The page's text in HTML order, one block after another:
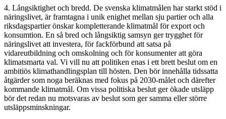
4. Långsiktighet och bredd. De svenska klimatmålen har starkt stöd i
näringslivet, är framtagna i unik enighet mellan sju partier och alla
riksdagspartier önskar kompletterande klimatmål för export och
konsumtion. En så bred och långsiktig samsyn ger trygghet för
näringslivet att investera, för fackförbund att satsa på
vidareutbildning och omskolning och för konsumenter att göra
klimatsmarta val. Vi vill nu att politiken enas i ett brett beslut om en
ambitiös klimathandlingsplan till hösten. Den bör innehålla tidssatta
åtgärder som noga beräknas med fokus på 2030-målet och därefter
kommande klimatmål. Om vissa politiska beslut ger ökade utsläpp
bör det redan nu motsvaras av beslut som ger samma eller större
utsläppsminskningar.